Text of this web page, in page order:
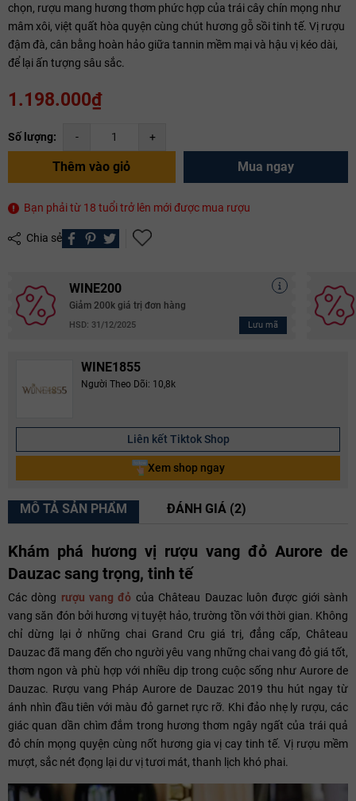
chọn, rượu mang hương thơm phức hợp của trái cây chín mọng như
mâm xôi, việt quất hòa quyện cùng chút hương gỗ sồi tinh tế. Vị rượu
đậm đà, cân bằng hoàn hảo giữa tannin mềm mại và hậu vị kéo dài,
để lại ấn tượng sâu sắc.
1.198.000₫
Số lượng: - +
Thêm vào giỏ Mua ngay
Bạn phải từ 18 tuổi trở lên mới được mua rượu
Chia sẻ
WINE200
Giảm 200k giá trị đơn hàng
HSD: 31/12/2025 Lưu mã
WINE1855
Người Theo Dõi: 10,8k
Liên kết Tiktok Shop
Xem shop ngay
MÔ TẢ SẢN PHẨM ĐÁNH GIÁ (2)
Khám phá hương vị rượu vang đỏ Aurore de
Dauzac sang trọng, tinh tế
Các dòng rượu vang đỏ của Château Dauzac luôn được giới sành
vang săn đón bởi hương vị tuyệt hảo, trường tồn với thời gian. Không
chỉ dừng lại ở những chai Grand Cru giá trị, đẳng cấp, Château
Dauzac đã mang đến cho người yêu vang những chai vang đỏ giá tốt,
thơm ngon và phù hợp với nhiều dịp trong cuộc sống như Aurore de
Dauzac. Rượu vang Pháp Aurore de Dauzac 2019 thu hút ngay từ
ánh nhìn đầu tiên với màu đỏ garnet rực rỡ. Khi đảo nhẹ ly rượu, các
giác quan dần chìm đắm trong hương thơm ngây ngất của trái quả
đỏ chín mọng quyện cùng nốt hương gia vị cay tinh tế. Vị rượu mềm
mượt, sắc nét đọng lại dư vị tươi mát, thanh lịch khó phai.